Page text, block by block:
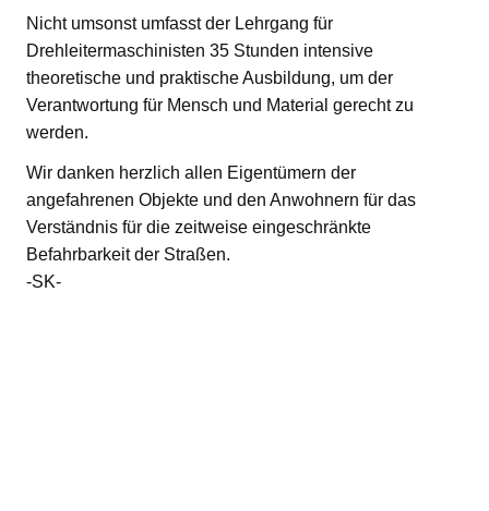
Nicht umsonst umfasst der Lehrgang für
Drehleitermaschinisten 35 Stunden intensive
theoretische und praktische Ausbildung, um der
Verantwortung für Mensch und Material gerecht zu
werden.
Wir danken herzlich allen Eigentümern der
angefahrenen Objekte und den Anwohnern für das
Verständnis für die zeitweise eingeschränkte
Befahrbarkeit der Straßen.
-SK-